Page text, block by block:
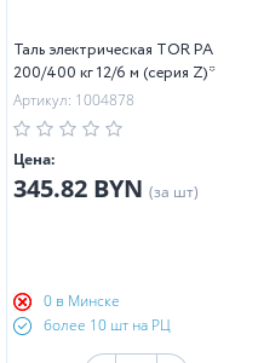
Таль электрическая TOR PA
200/400 кг 12/6 м (серия Z)*
Артикул: 1004878
Цена:
345.82 BYN (за шт)
0 в Минске
более 10 шт на РЦ